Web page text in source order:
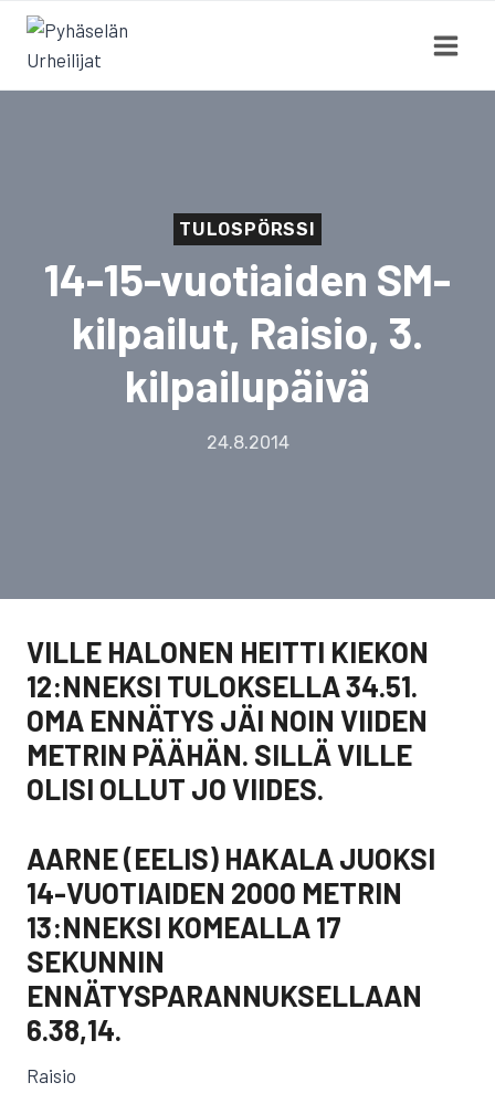
Siirry
sisältöön
TULOSPÖRSSI
14-15-vuotiaiden SM-
kilpailut, Raisio, 3.
kilpailupäivä
24.8.2014
VILLE HALONEN HEITTI KIEKON
12:NNEKSI TULOKSELLA 34.51.
OMA ENNÄTYS JÄI NOIN VIIDEN
METRIN PÄÄHÄN. SILLÄ VILLE
OLISI OLLUT JO VIIDES.
AARNE (EELIS) HAKALA JUOKSI
14-VUOTIAIDEN 2000 METRIN
13:NNEKSI KOMEALLA 17
SEKUNNIN
ENNÄTYSPARANNUKSELLAAN
6.38,14.
Raisio